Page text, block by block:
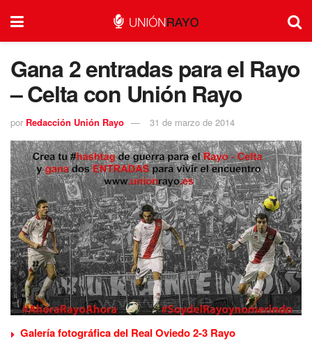
Gana 2 entradas para el Rayo
– Celta con Unión Rayo
por Redacción Unión Rayo 31 de marzo de 2014
Galería fotográfica del Real Oviedo 2-3 Rayo